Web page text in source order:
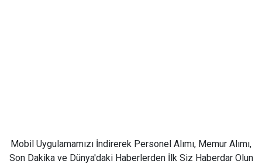
Mobil Uygulamamızı İndirerek Personel Alımı, Memur Alımı,
Son Dakika ve Dünya'daki Haberlerden İlk Siz Haberdar Olun